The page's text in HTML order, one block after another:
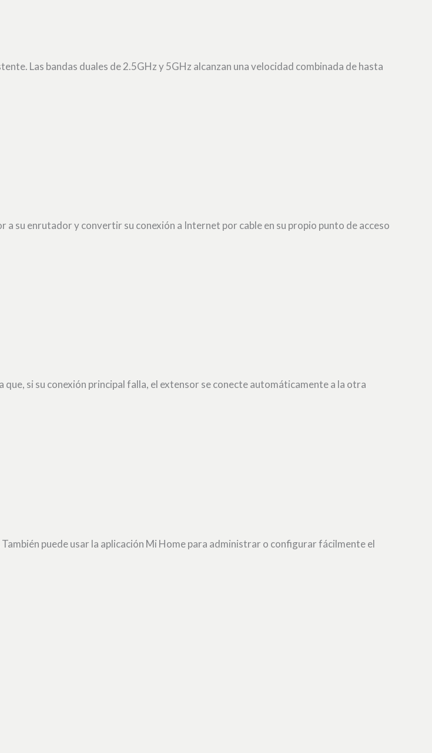
Las bandas duales de 2.5GHz y 5GHz alcanzan una velocidad combinada de hasta
su enrutador y convertir su conexión a Internet por cable en su propio punto de acceso
si su conexión principal falla, el extensor se conecte automáticamente a la otra
puede usar la aplicación Mi Home para administrar o configurar fácilmente el